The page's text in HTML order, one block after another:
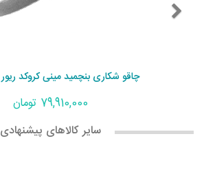
چاقو شکاری بنچمید مینی کروکد ریور 15085-2
79,910,000 تومان
سایر کالاهای پیشنهادی